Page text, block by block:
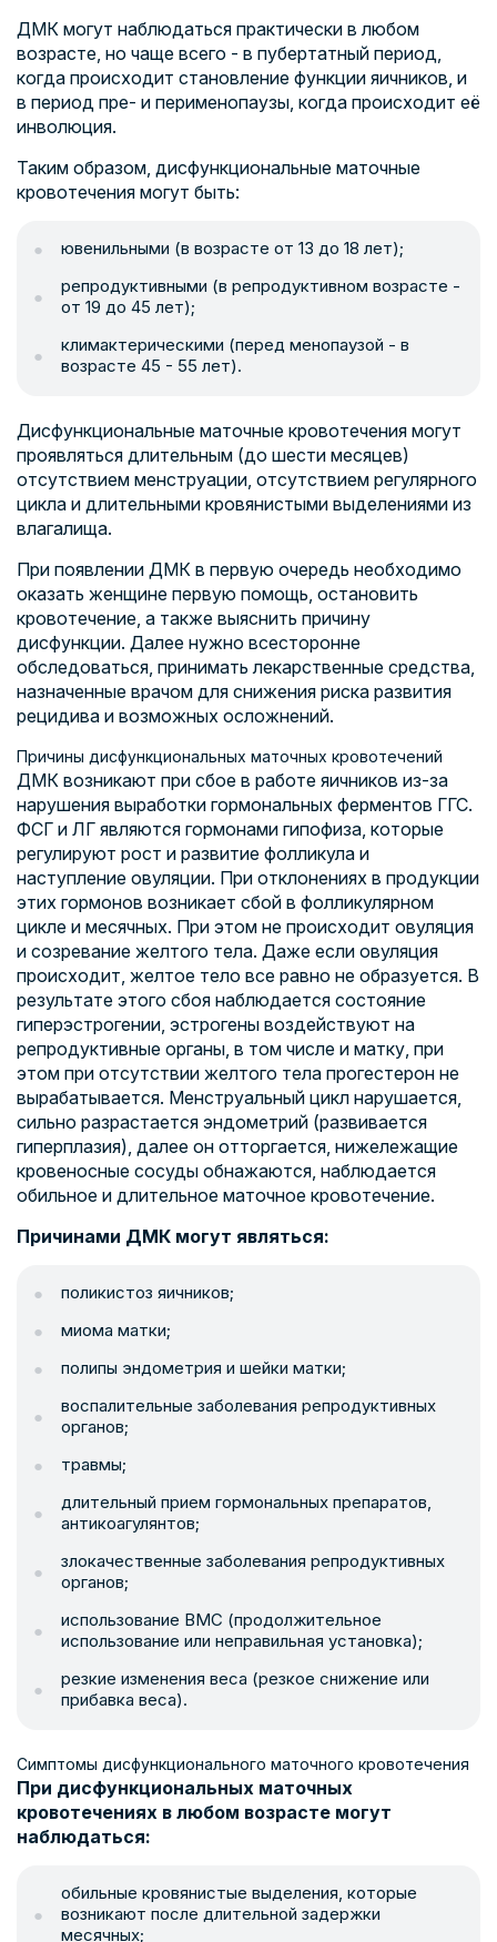
ДМК могут наблюдаться практически в любом
возрасте, но чаще всего - в пубертатный период,
когда происходит становление функции яичников, и
в период пре- и перименопаузы, когда происходит её
инволюция.
Таким образом, дисфункциональные маточные
кровотечения могут быть:
ювенильными (в возрасте от 13 до 18 лет);
репродуктивными (в репродуктивном возрасте -
от 19 до 45 лет);
климактерическими (перед менопаузой - в
возрасте 45 - 55 лет).
Дисфункциональные маточные кровотечения могут
проявляться длительным (до шести месяцев)
отсутствием менструации, отсутствием регулярного
цикла и длительными кровянистыми выделениями из
влагалища.
При появлении ДМК в первую очередь необходимо
оказать женщине первую помощь, остановить
кровотечение, а также выяснить причину
дисфункции. Далее нужно всесторонне
обследоваться, принимать лекарственные средства,
назначенные врачом для снижения риска развития
рецидива и возможных осложнений.
Причины дисфункциональных маточных кровотечений
ДМК возникают при сбое в работе яичников из-за
нарушения выработки гормональных ферментов ГГС.
ФСГ и ЛГ являются гормонами гипофиза, которые
регулируют рост и развитие фолликула и
наступление овуляции. При отклонениях в продукции
этих гормонов возникает сбой в фолликулярном
цикле и месячных. При этом не происходит овуляция
и созревание желтого тела. Даже если овуляция
происходит, желтое тело все равно не образуется. В
результате этого сбоя наблюдается состояние
гиперэстрогении, эстрогены воздействуют на
репродуктивные органы, в том числе и матку, при
этом при отсутствии желтого тела прогестерон не
вырабатывается. Менструальный цикл нарушается,
сильно разрастается эндометрий (развивается
гиперплазия), далее он отторгается, нижележащие
кровеносные сосуды обнажаются, наблюдается
обильное и длительное маточное кровотечение.
Причинами ДМК могут являться:
поликистоз яичников;
миома матки;
полипы эндометрия и шейки матки;
воспалительные заболевания репродуктивных
органов;
травмы;
длительный прием гормональных препаратов,
антикоагулянтов;
злокачественные заболевания репродуктивных
органов;
использование ВМС (продолжительное
использование или неправильная установка);
резкие изменения веса (резкое снижение или
прибавка веса).
Симптомы дисфункционального маточного кровотечения
При дисфункциональных маточных
кровотечениях в любом возрасте могут
наблюдаться:
обильные кровянистые выделения, которые
возникают после длительной задержки
месячных;